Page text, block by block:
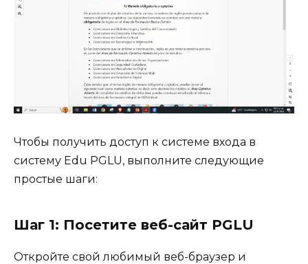
Чтобы получить доступ к системе входа в
систему Edu PGLU, выполните следующие
простые шаги:
Шаг 1: Посетите веб-сайт PGLU
Откройте свой любимый веб-браузер и